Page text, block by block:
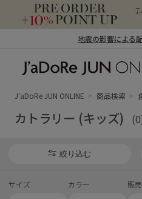
地震の影響による
ン オンライン）
J'aDoRe JUN ONLINE 商品検索
カトラリー (キッズ)
絞り込む
サイズ カラー 販